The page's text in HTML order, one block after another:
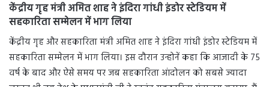
केंद्रीय गृह मंत्री अमित शाह ने इंदिरा गांधी इंडोर स्टेडियम में
सहकारिता सम्मेलन में भाग लिया
केंद्रीय गृह और सहकारिता मंत्री अमित शाह ने इंदिरा गांधी इंडोर स्टेडियम में
सहकारिता सम्मेलन में भाग लिया। इस दौरान उन्होनें कहा कि आजादी के 75
वर्ष के बाद और ऐसे समय पर जब सहकारिता आंदोलन को सबसे ज्यादा